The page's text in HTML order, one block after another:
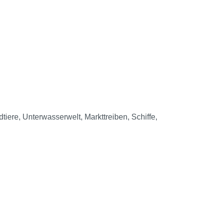
Unterwasserwelt, Markttreiben, Schiffe,